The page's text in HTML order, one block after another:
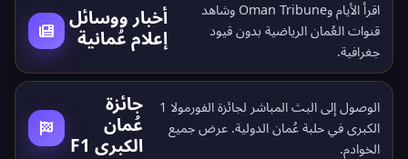
أخبار ووسائل
إعلام عُمانية
اقرأ الأيام وOman Tribune وشاهد
قنوات العُمان الرياضية بدون قيود
جغرافية.
جائزة
عُمان
الكبرى F1
الوصول إلى البث المباشر لجائزة الفورمولا 1
الكبرى في حلبة عُمان الدولية. عرض جميع
الخوادم.